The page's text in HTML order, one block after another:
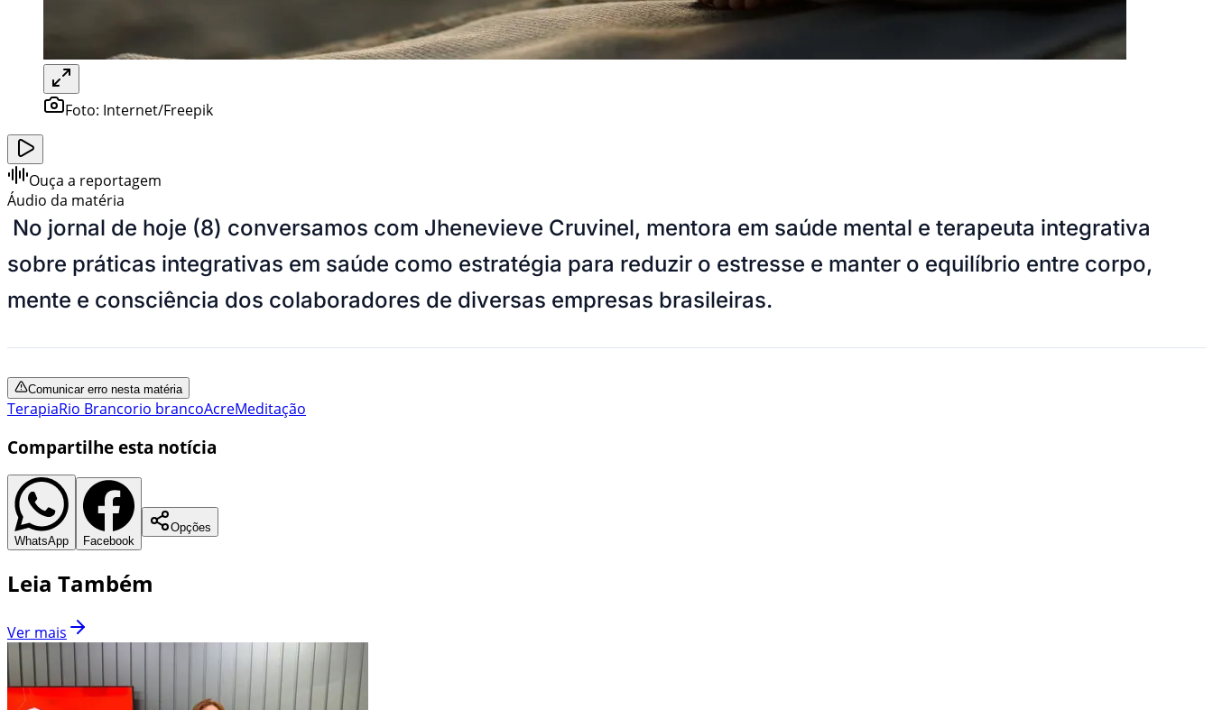
Foto: Internet/Freepik
Ouça a reportagem
Áudio da matéria
No jornal de hoje (8) conversamos com Jhenevieve Cruvinel, mentora em saúde mental e terapeuta integrativa
sobre práticas integrativas em saúde como estratégia para reduzir o estresse e manter o equilíbrio entre corpo,
mente e consciência dos colaboradores de diversas empresas brasileiras.
Comunicar erro nesta matéria
TerapiaRio Brancorio brancoAcreMeditação
Compartilhe esta notícia
WhatsApp Facebook
Opções
Leia Também
Ver mais